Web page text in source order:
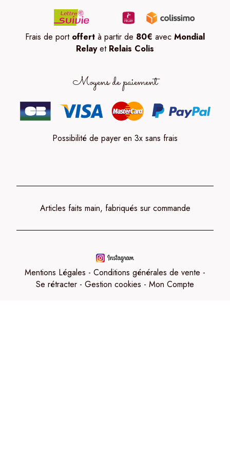
Frais de port offert à partir de 80€ avec Mondial
Relayet Relais Colis
Moyens de paiement
Possibilité de payer en 3x sans frais
Articles faits main, fabriqués sur commande
Mentions Légales
Conditions générales de vente
Se rétracter
Gestion cookies Mon Compte